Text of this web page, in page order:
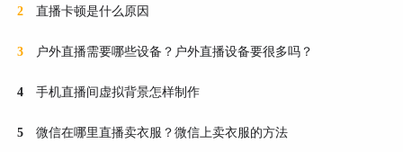
2 直播卡顿是什么原因
3 户外直播需要哪些设备？户外直播设备要很多吗？
4 手机直播间虚拟背景怎样制作
5 微信在哪里直播卖衣服？微信上卖衣服的方法